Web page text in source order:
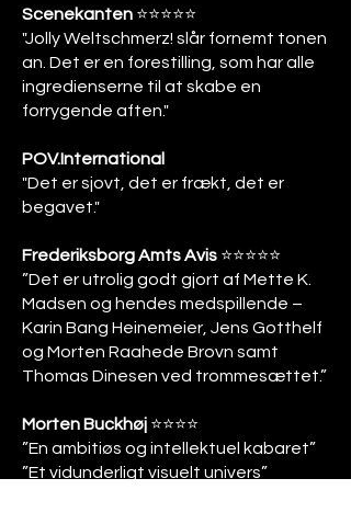
Scenekanten ⭐️⭐️⭐️⭐️⭐️
"Jolly Weltschmerz! slår fornemt tonen
an. Det er en forestilling, som har alle
ingredienserne til at skabe en
forrygende aften."
POV.International
"Det er sjovt, det er frækt, det er
begavet."
Frederiksborg Amts Avis ⭐️⭐️⭐️⭐️⭐️
”Det er utrolig godt gjort af Mette K.
Madsen og hendes medspillende –
Karin Bang Heinemeier, Jens Gotthelf
og Morten Raahede Brovn samt
Thomas Dinesen ved trommesættet.”
Morten Buckhøj ⭐️⭐️⭐️⭐️
”En ambitiøs og intellektuel kabaret”
”Et vidunderligt visuelt univers”